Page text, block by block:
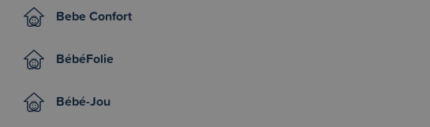
Bebe Confort
BébéFolie
Bébé-Jou